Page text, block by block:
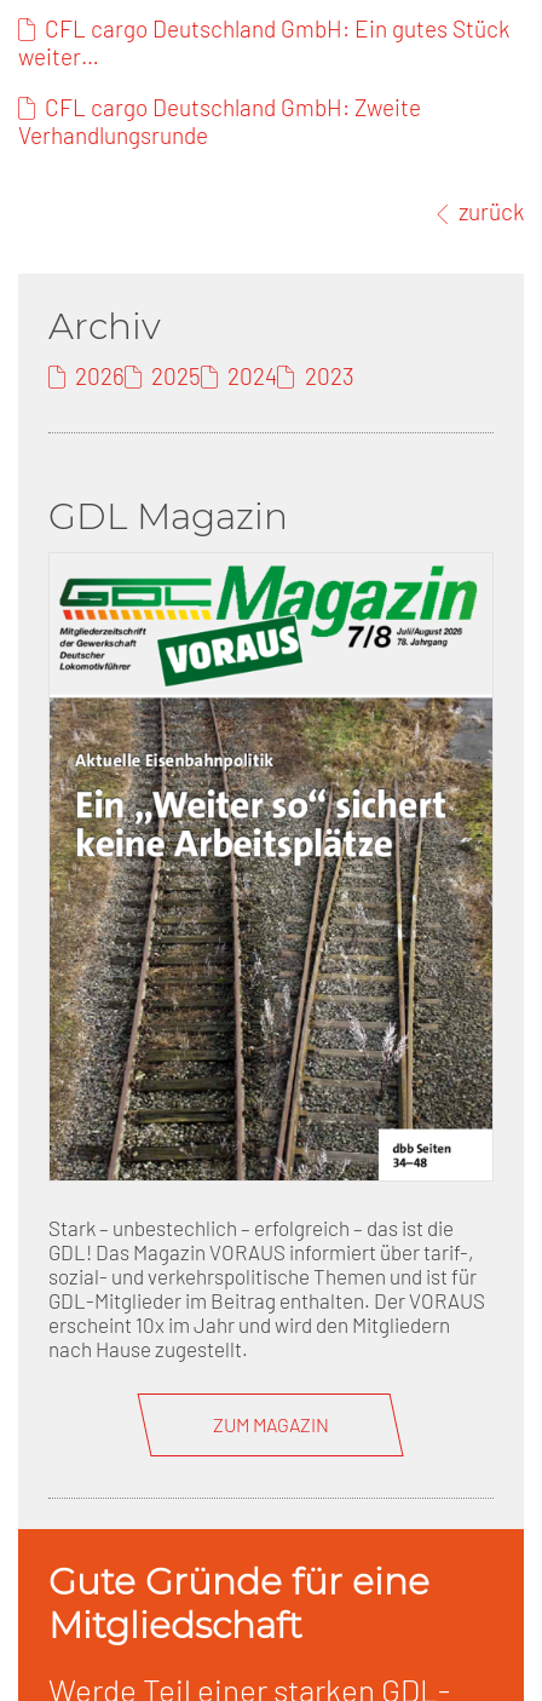
CFL cargo Deutschland GmbH: Ein gutes Stück
weiter…
CFL cargo Deutschland GmbH: Zweite
Verhandlungsrunde
zurück
Archiv
2026 2025 2024 2023
GDL Magazin
Stark – unbestechlich – erfolgreich – das ist die
GDL! Das Magazin VORAUS informiert über tarif-,
sozial- und verkehrspolitische Themen und ist für
GDL-Mitglieder im Beitrag enthalten. Der VORAUS
erscheint 10x im Jahr und wird den Mitgliedern
nach Hause zugestellt.
ZUM MAGAZIN
Gute Gründe für eine
Mitgliedschaft
Werde Teil einer starken GDL-